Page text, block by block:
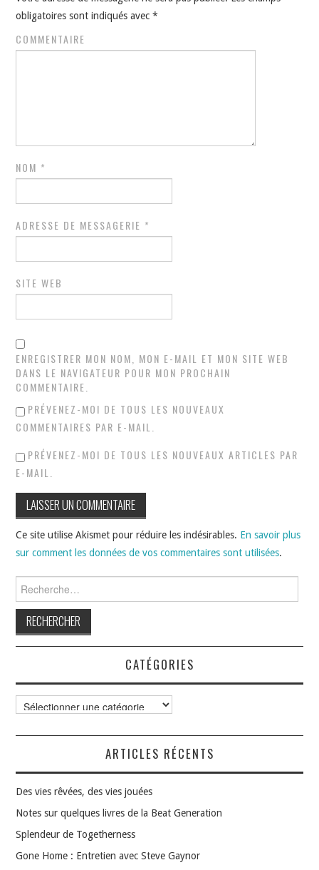
obligatoires sont indiqués avec*
COMMENTAIRE
NOM *
ADRESSE DE MESSAGERIE *
SITE WEB
ENREGISTRER MON NOM, MON E-MAIL ET MON SITE WEB
DANS LE NAVIGATEUR POUR MON PROCHAIN
COMMENTAIRE.
PRÉVENEZ-MOI DE TOUS LES NOUVEAUX
COMMENTAIRES PAR E-MAIL.
PRÉVENEZ-MOI DE TOUS LES NOUVEAUX ARTICLES PAR
E-MAIL.
Ce site utilise Akismet pour réduire les indésirables. En savoir plus
sur comment les données de vos commentaires sont utilisées.
CATÉGORIES
Catégories
ARTICLES RÉCENTS
Des vies rêvées, des vies jouées
Notes sur quelques livres de la Beat Generation
Splendeur de Togetherness
Gone Home : Entretien avec Steve Gaynor